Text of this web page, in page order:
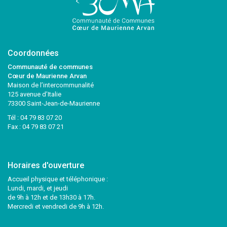
Coordonnées
Communauté de communes
Cœur de Maurienne Arvan
Maison de l’intercommunalité
125 avenue d’Italie
73300 Saint-Jean-de-Maurienne
Tél : 04 79 83 07 20
Fax : 04 79 83 07 21
Horaires d'ouverture
Accueil physique et téléphonique :
Lundi, mardi, et jeudi
de 9h à 12h et de 13h30 à 17h.
Mercredi et vendredi de 9h à 12h.